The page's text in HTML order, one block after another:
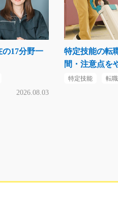
の17分野一
2026.08.03
特定技能の転
間・注意点を
特定技能 転職